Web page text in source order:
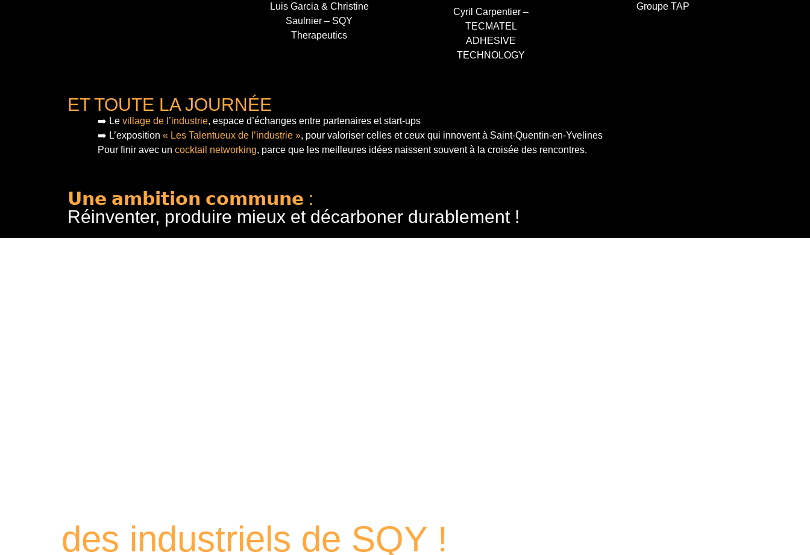
Luis Garcia & Christine
Saulnier – SQY
Therapeutics
Cyril Carpentier –
TECMATEL
ADHESIVE
TECHNOLOGY
Groupe TAP
ET TOUTE LA JOURNÉE
➡️ Le village de l’industrie, espace d’échanges entre partenaires et start-ups
➡️ L’exposition « Les Talentueux de l’industrie », pour valoriser celles et ceux qui innovent à Saint-Quentin-en-Yvelines
Pour finir avec un cocktail networking, parce que les meilleures idées naissent souvent à la croisée des rencontres.
𝗨𝗻𝗲 𝗮𝗺𝗯𝗶𝘁𝗶𝗼𝗻 𝗰𝗼𝗺𝗺𝘂𝗻𝗲 :
Réinventer, produire mieux et décarboner durablement !
des industriels de SQY !